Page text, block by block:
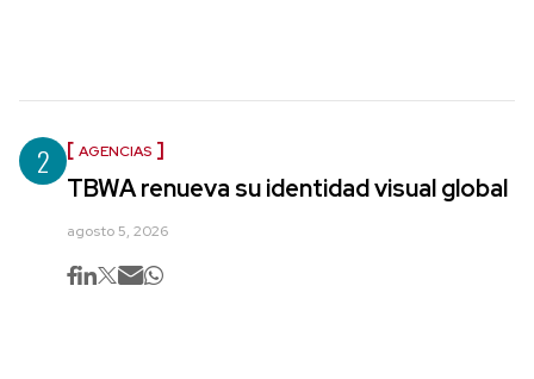
2 AGENCIAS
TBWA renueva su identidad visual global
agosto 5, 2026